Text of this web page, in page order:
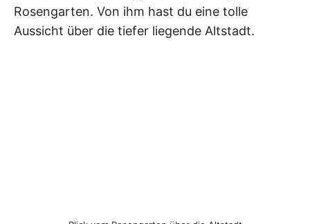
Rosengarten. Von ihm hast du eine tolle
Aussicht über die tiefer liegende Altstadt.